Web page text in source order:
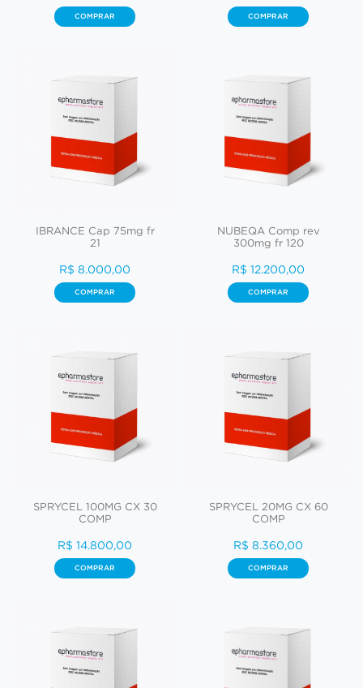
COMPRAR COMPRAR
IBRANCE Cap 75mg fr
21
R$ 8.000,00
COMPRAR
NUBEQA Comp rev
300mg fr 120
R$ 12.200,00
COMPRAR
SPRYCEL 100MG CX 30
COMP
R$ 14.800,00
COMPRAR
SPRYCEL 20MG CX 60
COMP
R$ 8.360,00
COMPRAR